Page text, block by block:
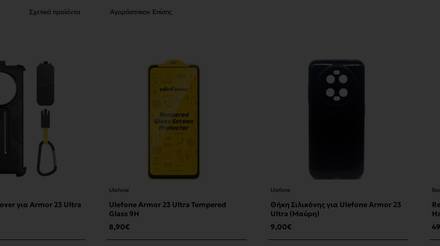
Σχετικά προϊόντα Αγοράστηκαν Επίσης
για Armor 23 Ultra
Ulefone
Ulefone Armor 23 Ultra Tempered
Glass 9H
8,90€
Ulefone
Θήκη Σιλικόνης για Ulefone Armor 23
Ultra (Μαύρη)
9,00€